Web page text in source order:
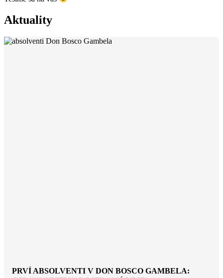
Aktuality
PRVÍ ABSOLVENTI V DON BOSCO GAMBELA: